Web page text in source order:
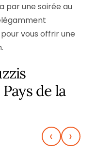
par une soirée au
vous offrir une
de la
‹ ›